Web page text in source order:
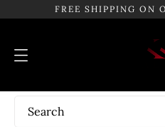
FREE SHIPPING ON